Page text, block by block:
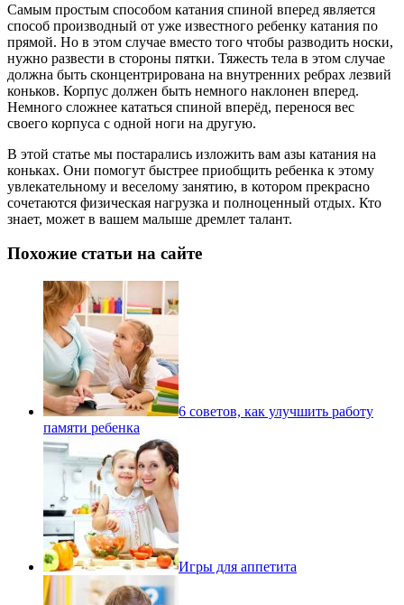
Самым простым способом катания спиной вперед является
способ производный от уже известного ребенку катания по
прямой. Но в этом случае вместо того чтобы разводить носки,
нужно развести в стороны пятки. Тяжесть тела в этом случае
должна быть сконцентрирована на внутренних ребрах лезвий
коньков. Корпус должен быть немного наклонен вперед.
Немного сложнее кататься спиной вперёд, перенося вес
своего корпуса с одной ноги на другую.
В этой статье мы постарались изложить вам азы катания на
коньках. Они помогут быстрее приобщить ребенка к этому
увлекательному и веселому занятию, в котором прекрасно
сочетаются физическая нагрузка и полноценный отдых. Кто
знает, может в вашем малыше дремлет талант.
Похожие статьи на сайте
6 советов, как улучшить работу
памяти ребенка
Игры для аппетита